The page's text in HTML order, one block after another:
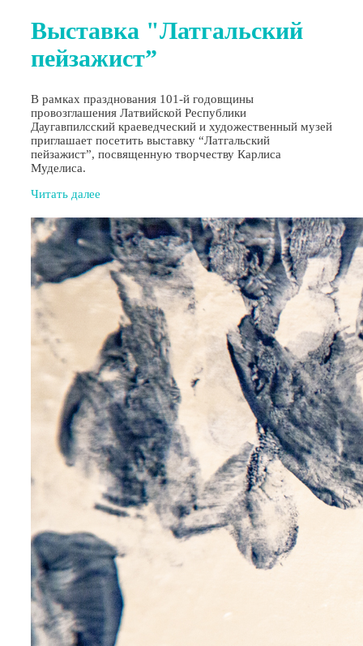
Выставка "Латгальский
пейзажист”
В рамках празднования 101-й годовщины
провозглашения Латвийской Республики
Даугавпилсский краеведческий и художественный музей
приглашает посетить выставку “Латгальский
пейзажист”, посвященную творчеству Карлиса
Муделиса.
Читать далее